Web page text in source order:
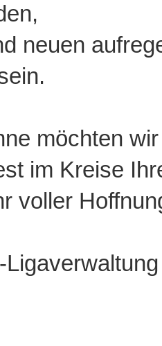
neuen
möchten
im Kreise
voller